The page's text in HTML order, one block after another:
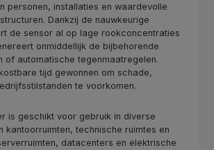
personen, installaties en waardevolle
Dankzij de nauwkeurige
de sensor al op lage rookconcentraties
onmiddellijk de bijbehorende
of automatische tegenmaatregelen.
tijd gewonnen om schade,
te voorkomen.
is geschikt voor gebruik in diverse
kantoorruimten, technische ruimtes en
datacenters en elektrische